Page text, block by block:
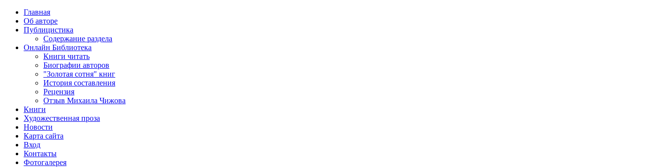
Главная
Об авторе
Публицистика
Содержание раздела
Онлайн Библиотека
Книги читать
Биографии авторов
"Золотая сотня" книг
История составления
Рецензия
Отзыв Михаила Чижова
Книги
Художественная проза
Новости
Карта сайта
Вход
Контакты
Фотогалерея